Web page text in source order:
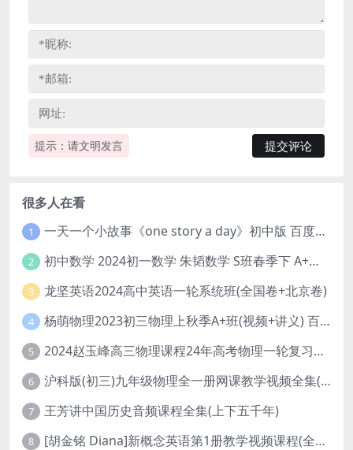
提示：请文明发言
很多人在看
1 一天一个小故事《one story a day》初中版 百度网盘分享下载
2 初中数学 2024初一数学 朱韬数学 S班春季下 A+班春季下 百度云网盘
3 龙坚英语2024高中英语一轮系统班(全国卷+北京卷)
4 杨萌物理2023初三物理上秋季A+班(视频+讲义) 百度网盘分享
5 2024赵玉峰高三物理课程24年高考物理一轮复习网课教程
6 沪科版(初三)九年级物理全一册网课教学视频全集(录播版 杜春雨 66讲)
7 王芳讲中国历史音频课程全集(上下五千年)
8 [胡金铭 Diana]新概念英语第1册教学视频课程(全集 百度网盘下载)